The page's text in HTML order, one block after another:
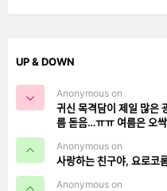
UP & DOWN
Anonymous on
귀신 목격담이 제일
름 돋음…ㅠㅠ 여름은
Anonymous on
사랑하는 친구야,
Anonymous on